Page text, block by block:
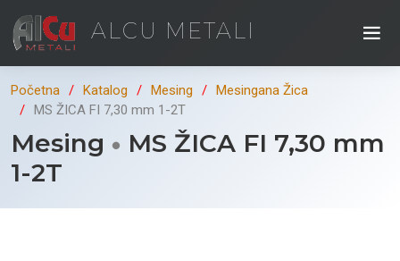
ALCU METALI
Početna Katalog Mesing
Mesingana Žica
MS ŽICA FI 7,30 mm 1-2T
Mesing
MS ŽICA FI 7,30 mm
1-2T